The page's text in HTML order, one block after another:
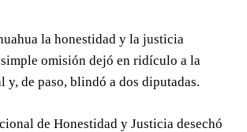
la honestidad y la justicia
omisión dejó en ridículo a la
y, de paso, blindó a dos diputadas.
de Honestidad y Justicia desechó